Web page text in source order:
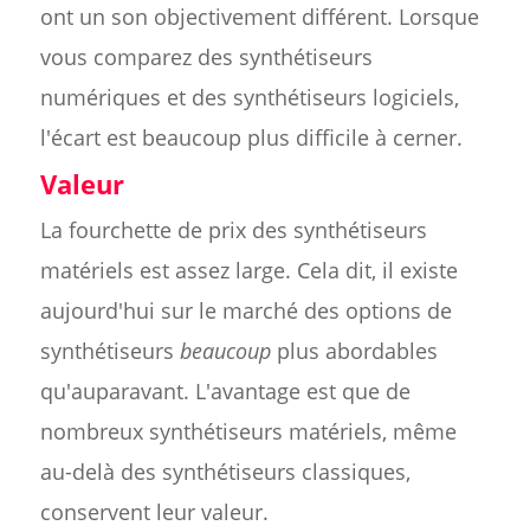
ont un son objectivement différent. Lorsque
vous comparez des synthétiseurs
numériques et des synthétiseurs logiciels,
l'écart est beaucoup plus difficile à cerner.
Valeur
La fourchette de prix des synthétiseurs
matériels est assez large. Cela dit, il existe
aujourd'hui sur le marché des options de
synthétiseurs beaucoupplus abordables
qu'auparavant. L'avantage est que de
nombreux synthétiseurs matériels, même
au-delà des synthétiseurs classiques,
conservent leur valeur.